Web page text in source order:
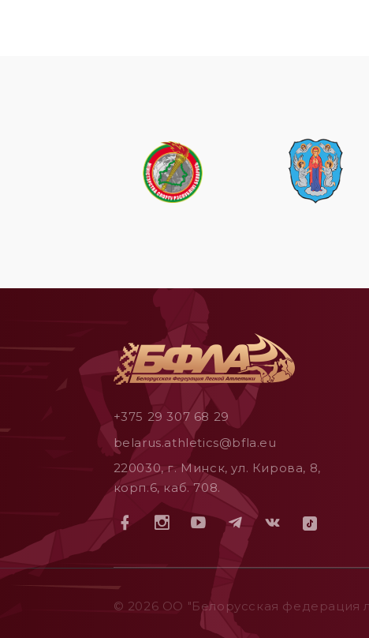
+375 29 307 68 29
belarus.athletics@bfla.eu
220030, г. Минск, ул. Кирова, 8,
корп.6, каб. 708.
© 2026 ОO "Белорусская федерация